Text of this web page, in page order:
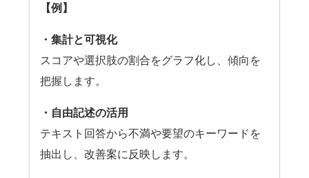
【例】
・集計と可視化
スコアや選択肢の割合をグラフ化し、傾向を
把握します。
・自由記述の活用
テキスト回答から不満や要望のキーワードを
抽出し、改善案に反映します。